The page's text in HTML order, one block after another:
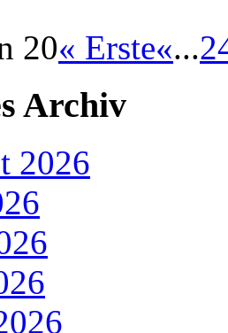
20« Erste«...2
Archiv
2026